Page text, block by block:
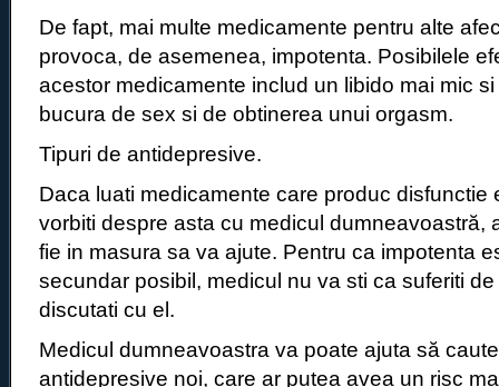
De fapt, mai multe medicamente pentru alte
provoca, de asemenea, impotenta. Posibilele
acestor medicamente includ un libido mai mic
bucura de sex si de obtinerea unui orgasm.
Tipuri de antidepresive.
Daca luati medicamente care produc disfunctie
vorbiti despre asta cu medicul dumneavoastră,
fie in masura sa va ajute. Pentru ca impotenta
secundar posibil, medicul nu va sti ca suferiti
discutati cu el.
Medicul dumneavoastra va poate ajuta să
antidepresive noi, care ar putea avea un risc